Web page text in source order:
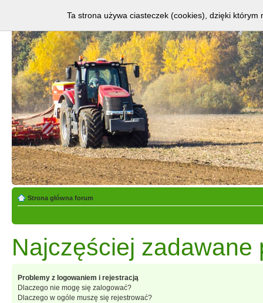
Strona główna forum
Najczęściej zadawane
Problemy z logowaniem i rejestracją
Dlaczego nie mogę się zalogować?
Dlaczego w ogóle muszę się rejestrować?
Ta strona używa ciasteczek (cookies), dzięki którym